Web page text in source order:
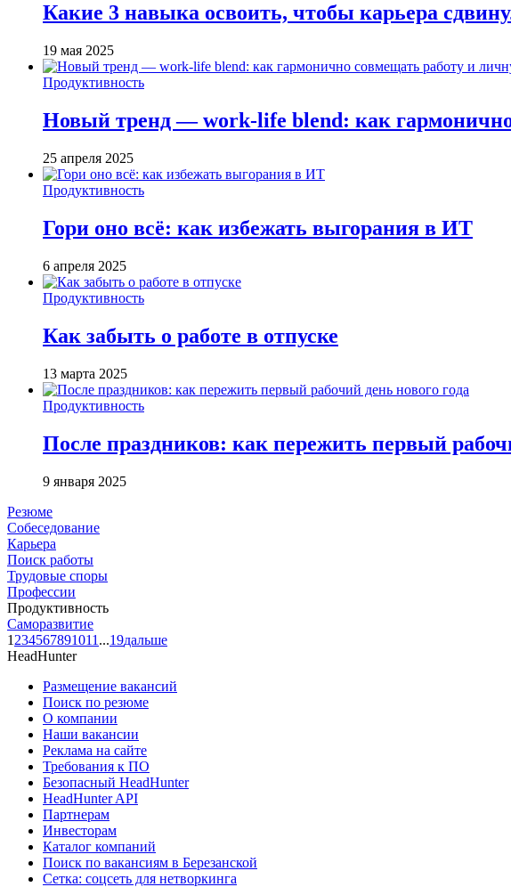
Какие 3 навыка освоить, чтобы карьера
19 мая 2025
Продуктивность
Новый тренд — work-life blend: как
25 апреля 2025
Продуктивность
Гори оно всё: как избежать выгорания в ИТ
6 апреля 2025
Продуктивность
Как забыть о работе в отпуске
13 марта 2025
Продуктивность
После праздников: как пережить первый
9 января 2025
Резюме
Собеседование
Карьера
Поиск работы
Трудовые споры
Профессии
Продуктивность
Саморазвитие
1 234567891011 ...19дальше
HeadHunter
Размещение вакансий
Поиск по резюме
О компании
Наши вакансии
Реклама на сайте
Требования к ПО
Безопасный HeadHunter
HeadHunter API
Партнерам
Инвесторам
Каталог компаний
Поиск по вакансиям в Березанской
Сетка: соцсеть для нетворкинга